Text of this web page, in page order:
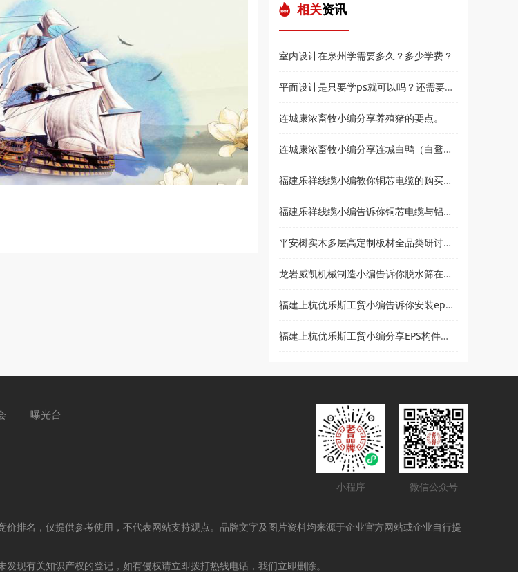
相关资讯
室内设计在泉州学需要多久？多少学费？
平面设计是只要学ps就可以吗？还需要学什么？和高新教育小编来了解
连城康浓畜牧小编分享养殖猪的要点。
连城康浓畜牧小编分享连城白鸭（白鹜鸭）简介
福建乐祥线缆小编教你铜芯电缆的购买技巧？
福建乐祥线缆小编告诉你铜芯电缆与铝芯电缆各有什么优点
平安树实木多层高定制板材全品类研讨会暨2021***经销商大会即将盛大召开
龙岩威凯机械制造小编告诉你脱水筛在使用时要注意哪些事项
福建上杭优乐斯工贸小编告诉你安装eps线条的注意事项
福建上杭优乐斯工贸小编分享EPS构件的应用领域
曝光台
小程序
微信公众号
排名，仅提供参考使用，不代表网站支持观点。品牌文字及图片资料均来源于企业官方网站或企业自行提
现有关知识产权的登记，如有侵权请立即拨打热线电话，我们立即删除。